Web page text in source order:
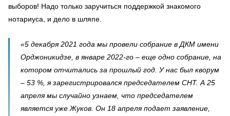
выборов! Надо только заручиться поддержкой знакомого
нотариуса, и дело в шляпе.
«5 декабря 2021 года мы провели собрание в ДКМ имени
Орджоникидзе, в январе 2022-го – еще одно собрание, на
котором отчитались за прошлый год. У нас был кворум
– 53 %, я зарегистрировался председателем СНТ. А 25
апреля мы случайно узнаем, что председателем
является уже Жуков. Он 18 апреля подает заявление,